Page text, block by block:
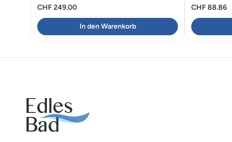
CHF249.00
In den Warenkorb
CHF88.86